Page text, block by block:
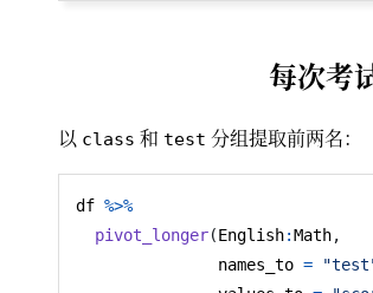
每次考
以 class 和 test 分组提取前两名：
df %>%
pivot_longer(English:Math,
               names_to
=